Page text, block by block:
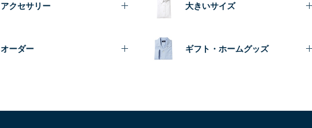
アクセサリー
オーダー
大きいサイズ
ギフト・ホームグッズ